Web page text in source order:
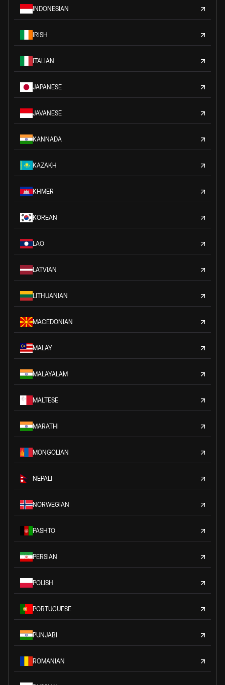
INDONESIAN
IRISH
ITALIAN
JAPANESE
JAVANESE
KANNADA
KAZAKH
KHMER
KOREAN
LAO
LATVIAN
LITHUANIAN
MACEDONIAN
MALAY
MALAYALAM
MALTESE
MARATHI
MONGOLIAN
NEPALI
NORWEGIAN
PASHTO
PERSIAN
POLISH
PORTUGUESE
PUNJABI
ROMANIAN